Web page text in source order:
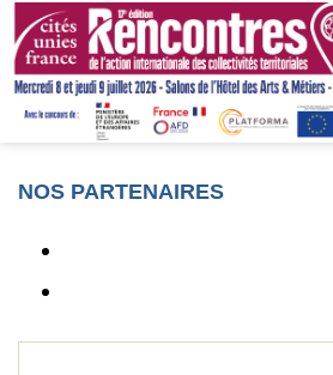
NOS PARTENAIRES